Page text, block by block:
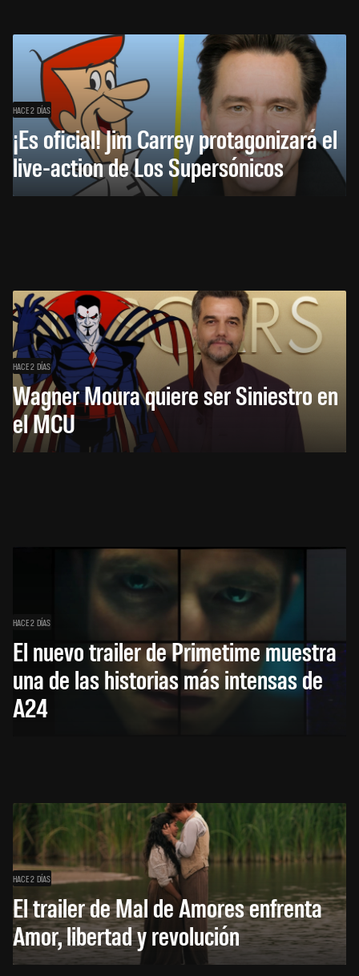
HACE 2 DÍAS
¡Es oficial! Jim Carrey protagonizará el
live-action de Los Supersónicos
HACE 2 DÍAS
Wagner Moura quiere ser Siniestro en
el MCU
HACE 2 DÍAS
El nuevo trailer de Primetime muestra
una de las historias más intensas de
A24
HACE 2 DÍAS
El trailer de Mal de Amores enfrenta
Amor, libertad y revolución